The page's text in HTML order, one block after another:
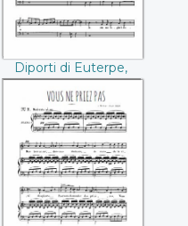
Diporti di Euterpe,
Lamento (Barbara
Strozzi)
Vous ne priez pas
(Georges Bizet)